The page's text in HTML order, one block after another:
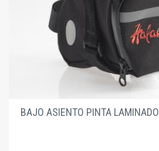
BAJO ASIENTO PINTA LAMINADO